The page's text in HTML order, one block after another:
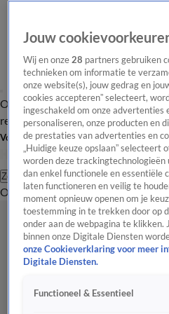
Overzicht Laatste nieuws Regionieuws
redactie
Volg Hart van Nederland
Zoeken
OverzichtRegioUitzendingenWeer
Jouw
Wij en onze28 partners gebruiken
technieken om informatie te
onze website(s), jouw gedrag en
cookies accepteren” selecteert,
ingeschakeld om onze advertenties
personaliseren, onze producten en
de prestaties van advertenties en
„Huidige keuze opslaan” selecteert
worden deze
dan enkel functionele en essentiële
laten functioneren en veilig te
moment opnieuw openen om je
toestemming in te trekken door op
onder aan de webpagina te klikken.
binnen onze Digitale Diensten
onze Cookieverklaring voor meer
Digitale Diensten.
Functioneel & Essentieel